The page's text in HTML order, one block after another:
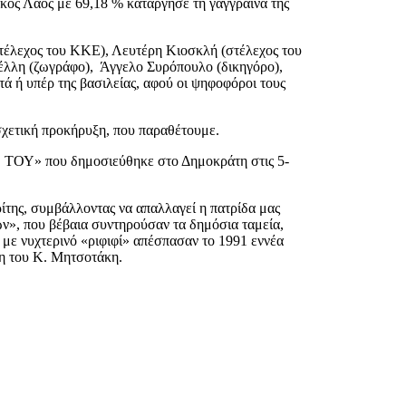
του ΚΚΕ), Λευτέρη Κιοσκλή (στέλεχος του
(ζωγράφο), Άγγελο Συρόπουλο (δικηγόρο),
ή υπέρ της βασιλείας, αφού οι ψηφοφόροι τους
προκήρυξη, που παραθέτουμε.
ΤΟΥ» που δημοσιεύθηκε στο Δημοκράτη στις 5-
συμβάλλοντας να απαλλαγεί η πατρίδα μας
που βέβαια συντηρούσαν τα δημόσια ταμεία,
νυχτερινό «ριφιφί» απέσπασαν το 1991 εννέα
του Κ. Μητσοτάκη.